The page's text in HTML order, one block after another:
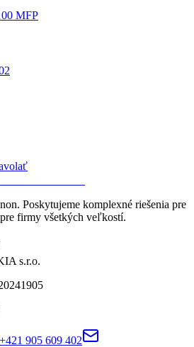
MFP
. Poskytujeme komplexné riešenia pre
firmy všetkých veľkostí.
s.r.o.
+421 905 609 402